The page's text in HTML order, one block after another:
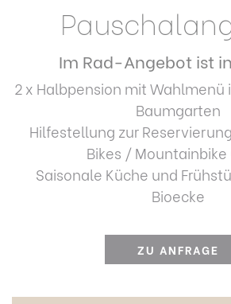
Im Rad-Angebot ist
2 x Halbpension mit Wahlmenü
Baumgarten
Hilfestellung zur
Bikes / Mountainbike
Saisonale Küche und
Bioecke
ZU ANFRAGE